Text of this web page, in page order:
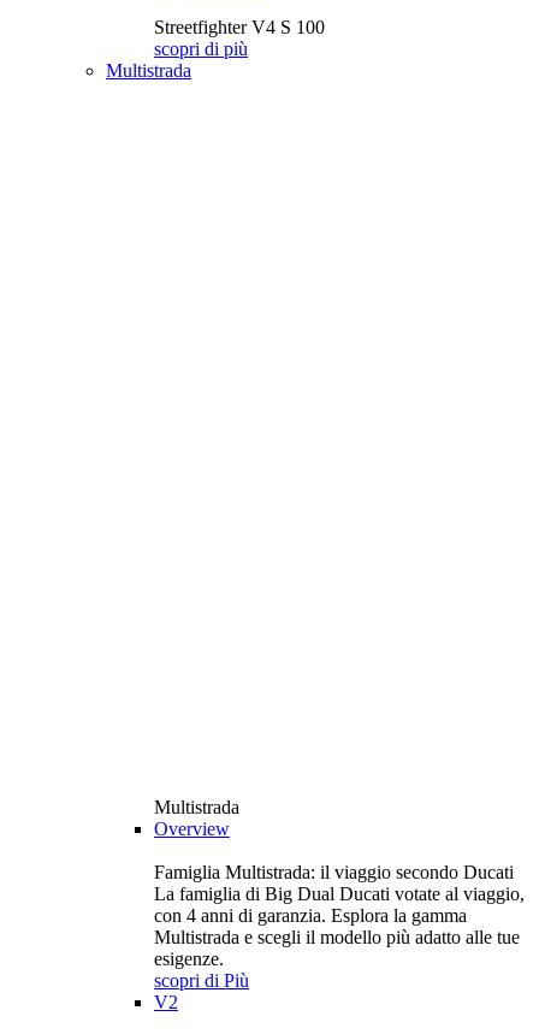
Streetfighter V4 S 100
scopri di più
Multistrada
Multistrada
Overview
Famiglia Multistrada: il viaggio secondo Ducati
La famiglia di Big Dual Ducati votate al viaggio,
con 4 anni di garanzia. Esplora la gamma
Multistrada e scegli il modello più adatto alle tue
esigenze.
scopri di Più
V2